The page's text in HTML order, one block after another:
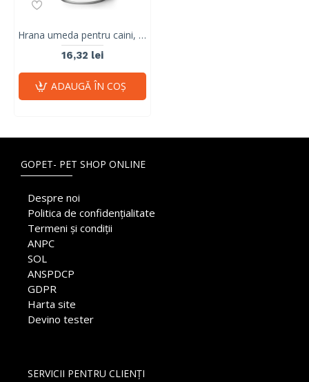
Hrana umeda pentru caini, RAW PALEO, conserva monoproteica, adult, carne de vita, 400 g
16,32 lei
ADAUGĂ ÎN COŞ
GOPET- PET SHOP ONLINE
Despre noi
Politica de confidențialitate
Termeni și condiții
ANPC
SOL
ANSPDCP
GDPR
Harta site
Devino tester
SERVICII PENTRU CLIENȚI